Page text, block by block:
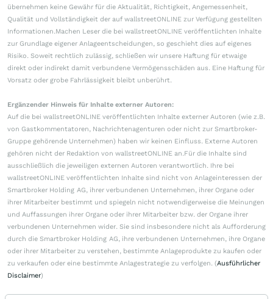
übernehmen keine Gewähr für die Aktualität, Richtigkeit, Angemessenheit,
Qualität und Vollständigkeit der auf wallstreetONLINE zur Verfügung gestellten
Informationen.Machen Leser die bei wallstreetONLINE veröffentlichten Inhalte
zur Grundlage eigener Anlageentscheidungen, so geschieht dies auf eigenes
Risiko. Soweit rechtlich zulässig, schließen wir unsere Haftung für etwaige
direkt oder indirekt damit verbundene Vermögensschäden aus. Eine Haftung für
Vorsatz oder grobe Fahrlässigkeit bleibt unberührt.
Ergänzender Hinweis für Inhalte externer Autoren:
Auf die bei wallstreetONLINE veröffentlichten Inhalte externer Autoren (wie z.B.
von Gastkommentatoren, Nachrichtenagenturen oder nicht zur Smartbroker-
Gruppe gehörende Unternehmen) haben wir keinen Einfluss. Externe Autoren
gehören nicht der Redaktion von wallstreetONLINE an.Für die Inhalte sind
ausschließlich die jeweiligen externen Autoren verantwortlich. Ihre bei
wallstreetONLINE veröffentlichten Inhalte sind nicht von Anlageinteressen der
Smartbroker Holding AG, ihrer verbundenen Unternehmen, ihrer Organe oder
ihrer Mitarbeiter bestimmt und spiegeln nicht notwendigerweise die Meinungen
und Auffassungen ihrer Organe oder ihrer Mitarbeiter bzw. der Organe ihrer
verbundenen Unternehmen wider. Sie sind insbesondere nicht als Aufforderung
durch die Smartbroker Holding AG, ihre verbundenen Unternehmen, ihre Organe
oder ihrer Mitarbeiter zu verstehen, bestimmte Anlageprodukte zu kaufen oder
zu verkaufen oder eine bestimmte Anlagestrategie zu verfolgen. (Ausführlicher
Disclaimer)